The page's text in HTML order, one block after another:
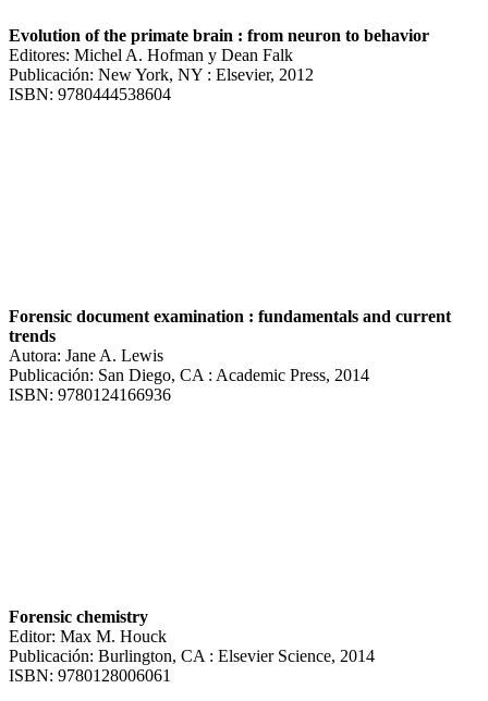
Evolution of the primate brain : from neuron to behavior
Editores: Michel A. Hofman y Dean Falk
Publicación: New York, NY : Elsevier, 2012
ISBN: 9780444538604
Forensic document examination : fundamentals and current
trends
Autora: Jane A. Lewis
Publicación: San Diego, CA : Academic Press, 2014
ISBN: 9780124166936
Forensic chemistry
Editor: Max M. Houck
Publicación: Burlington, CA : Elsevier Science, 2014
ISBN: 9780128006061